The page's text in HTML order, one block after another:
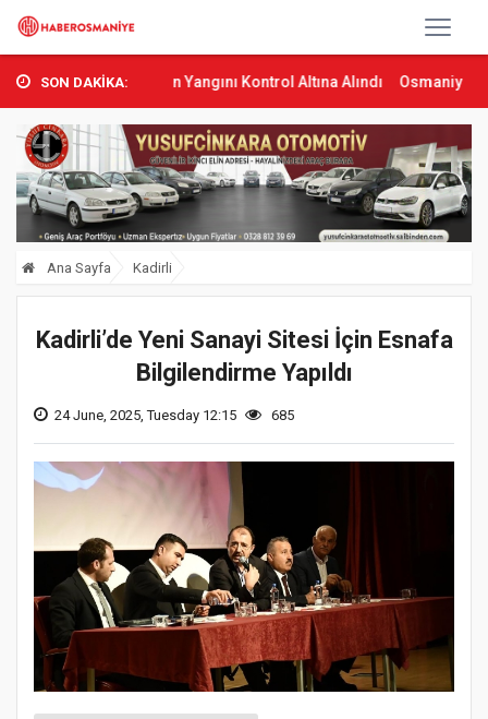
SON DAKİKA:
Orman Yangını Kontrol Altına Alındı Osmaniye’de Tren
Ana Sayfa Kadirli
Kadirli’de Yeni Sanayi Sitesi İçin Esnafa
Bilgilendirme Yapıldı
24 June, 2025, Tuesday 12:15 685